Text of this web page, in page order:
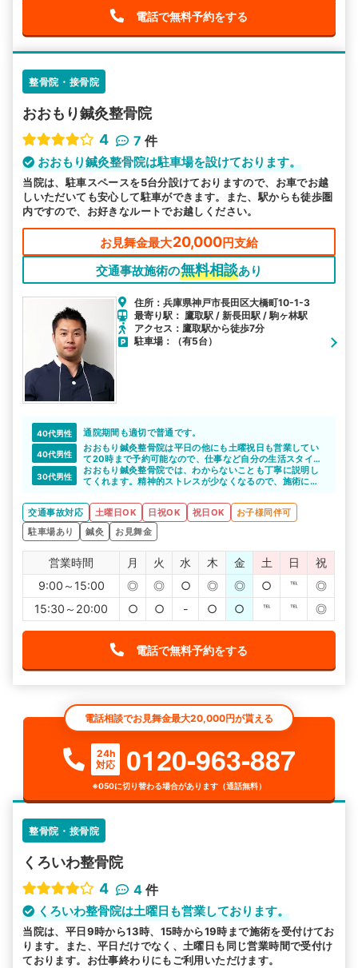
電話で無料予約をする
整骨院・接骨院
おおもり鍼灸整骨院
4
7 件
おおもり鍼灸整骨院は駐車場を設けております。
当院は、駐車スペースを5台分設けておりますので、お車でお越
しいただいても安心して駐車ができます。また、駅からも徒歩圏
内ですので、お好きなルートでお越しください。
お見舞金最大20,000円支給
交通事故施術の無料相談あり
住所：兵庫県神戸市長田区大橋町10-1-3
最寄り駅： 鷹取駅 / 新長田駅 / 駒ヶ林駅
アクセス：鷹取駅から徒歩7分
駐車場：（有5台）
40代男性 通院期間も適切で普通です。
40代男性
おおもり鍼灸整骨院は平日の他にも土曜祝日も営業してい
て20時まで予約可能なので、仕事など自分の生活スタイル
に合わせた通院ができると思います。
30代男性
おおもり鍼灸整骨院では、わからないことも丁寧に説明し
てくれます。精神的ストレスが少なくなるので、施術に専
交通事故対応
土曜日OK 日祝OK 祝日OK
お子様同伴可
駐車場あり
鍼灸 お見舞金
営業時間 月 火 水 木 金 土 日
祝
9:00～15:00
◎ ◎ ○ ◎ ◎ ○ ℡
◎
15:30～20:00
○ ○ - ○ ○ ℡ ℡ ◎
電話で無料予約をする
電話相談でお見舞金最大20,000円が貰える
24h
対応
0120-963-887
※050に切り替わる場合があります（通話無料）
整骨院・接骨院
くろいわ整骨院
4
4 件
くろいわ整骨院は土曜日も営業しております。
当院は、平日9時から13時、15時から19時まで施術を受付けてお
ります。また、平日だけでなく、土曜日も同じ営業時間で受付け
ております。お仕事終わりにもご利用いただけます。